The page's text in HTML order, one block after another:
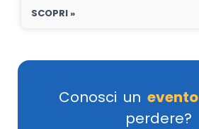
SCOPRI »
Conosci un evento
perdere?